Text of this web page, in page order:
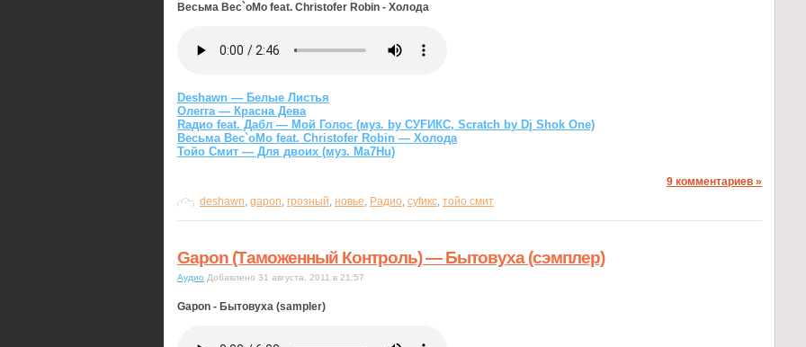
Весьма Вес`оМо feat. Christofer Robin - Холода
Deshawn — Белые Листья
Олегга — Красна Дева
Rадио feat. Дабл — Мой Голос (муз. by СУFИКС, Scratch by Dj Shok One)
Весьма Вес`оМо feat. Christofer Robin — Холода
Тойо Смит — Для двоих (муз. Ма7Hu)
9 комментариев »
deshawn gapon грозный новье Радио суfикс тойо смит
Gapon (Таможенный Контроль) — Бытовуха (cэмплер)
Аудио Добавлено 31 августа, 2011 в 21:57
Gapon - Бытовуха (sampler)